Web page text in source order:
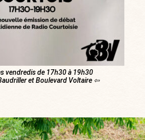
vendredis de 17h30 à 19h30
et Boulevard Voltaire ⇦